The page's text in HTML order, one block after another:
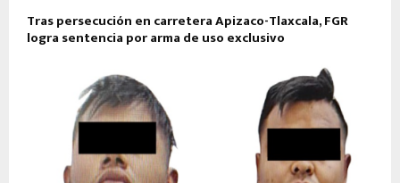
Tras persecución en carretera Apizaco-Tlaxcala, FGR
logra sentencia por arma de uso exclusivo